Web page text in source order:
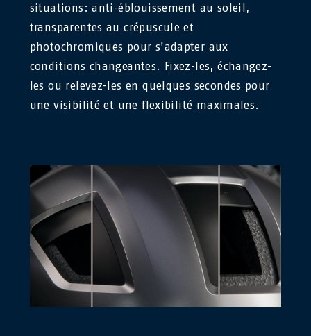
situations: anti-éblouissement au soleil,
transparentes au crépuscule et
photochromiques pour s'adapter aux
conditions changeantes. Fixez-les, échangez-
les ou relevez-les en quelques secondes pour
une visibilité et une flexibilité maximales.